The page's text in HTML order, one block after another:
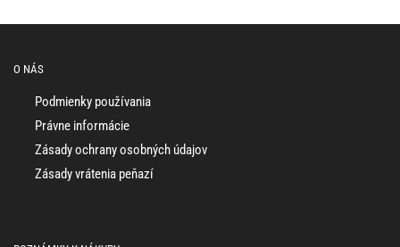
O NÁS
Podmienky používania
Právne informácie
Zásady ochrany osobných údajov
Zásady vrátenia peňazí